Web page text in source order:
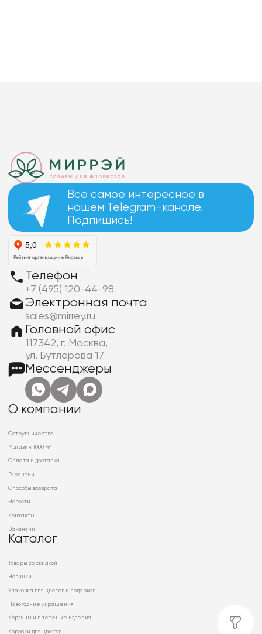
Все самое интересное в
нашем Telegram-канале.
Подпишись!
Телефон
+7 (495) 120-44-98
Электронная почта
sales@mirrey.ru
Головной офис
117342, г. Москва,
ул. Бутлерова 17
Мессенджеры
О компании
Сотрудничество
Магазин 1000 м²
Оплата и доставка
Гарантии
Способы возврата
Новости
Контакты
Вакансии
Каталог
Товары со скидкой
Новинки
Упаковка для цветов и подарков
Новогодние украшения
Корзины и плетеные изделия
Коробки для цветов